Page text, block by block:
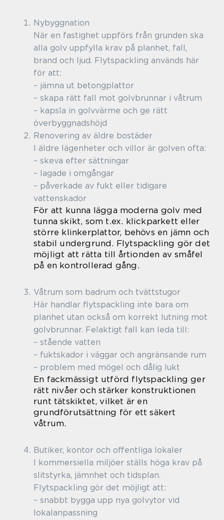
Nybyggnation
När en fastighet uppförs från grunden ska
alla golv uppfylla krav på planhet, fall,
brand och ljud. Flytspackling används här
för att:
– jämna ut betongplattor
– skapa rätt fall mot golvbrunnar i våtrum
– kapsla in golvvärme och ge rätt
överbyggnadshöjd
Renovering av äldre bostäder
I äldre lägenheter och villor är golven ofta:
– skeva efter sättningar
– lagade i omgångar
– påverkade av fukt eller tidigare
vattenskador
För att kunna lägga moderna golv med
tunna skikt, som t.ex. klickparkett eller
större klinkerplattor, behövs en jämn och
stabil undergrund. Flytspackling gör det
möjligt att rätta till årtionden av småfel
på en kontrollerad gång.
Våtrum som badrum och tvättstugor
Här handlar flytspackling inte bara om
planhet utan också om korrekt lutning mot
golvbrunnar. Felaktigt fall kan leda till:
– stående vatten
– fuktskador i väggar och angränsande rum
– problem med mögel och dålig lukt
En fackmässigt utförd flytspackling ger
rätt nivåer och stärker konstruktionen
runt tätskiktet, vilket är en
grundförutsättning för ett säkert
våtrum.
Butiker, kontor och offentliga lokaler
I kommersiella miljöer ställs höga krav på
slitstyrka, jämnhet och tidsplan.
Flytspackling gör det möjligt att:
– snabbt bygga upp nya golvytor vid
lokalanpassning